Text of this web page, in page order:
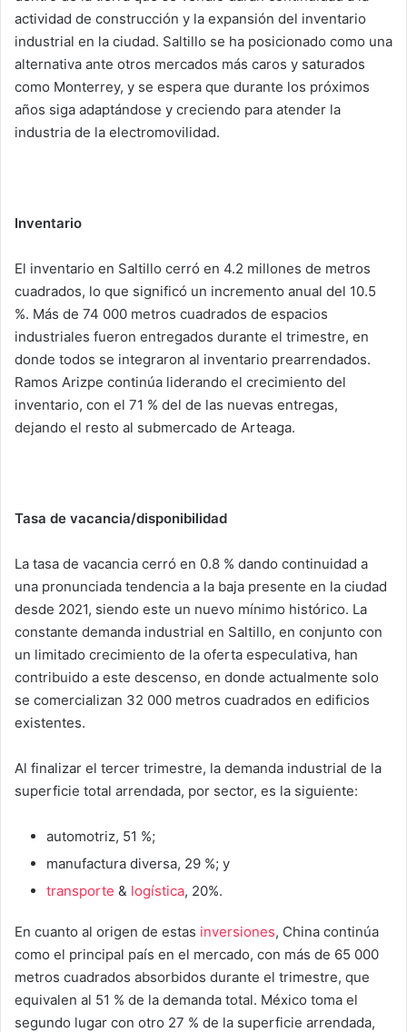
actividad de construcción y la expansión del inventario
industrial en la ciudad. Saltillo se ha posicionado como una
alternativa ante otros mercados más caros y saturados
como Monterrey, y se espera que durante los próximos
años siga adaptándose y creciendo para atender la
industria de la electromovilidad.
Inventario
El inventario en Saltillo cerró en 4.2 millones de metros
cuadrados, lo que significó un incremento anual del 10.5
%. Más de 74 000 metros cuadrados de espacios
industriales fueron entregados durante el trimestre, en
donde todos se integraron al inventario prearrendados.
Ramos Arizpe continúa liderando el crecimiento del
inventario, con el 71 % del de las nuevas entregas,
dejando el resto al submercado de Arteaga.
Tasa de vacancia/disponibilidad
La tasa de vacancia cerró en 0.8 % dando continuidad a
una pronunciada tendencia a la baja presente en la ciudad
desde 2021, siendo este un nuevo mínimo histórico. La
constante demanda industrial en Saltillo, en conjunto con
un limitado crecimiento de la oferta especulativa, han
contribuido a este descenso, en donde actualmente solo
se comercializan 32 000 metros cuadrados en edificios
existentes.
Al finalizar el tercer trimestre, la demanda industrial de la
superficie total arrendada, por sector, es la siguiente:
automotriz, 51 %;
manufactura diversa, 29 %; y
transporte & logística, 20%.
En cuanto al origen de estas inversiones, China continúa
como el principal país en el mercado, con más de 65 000
metros cuadrados absorbidos durante el trimestre, que
equivalen al 51 % de la demanda total. México toma el
segundo lugar con otro 27 % de la superficie arrendada,